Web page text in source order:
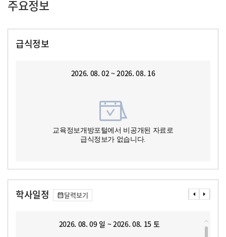
주요정보
급식정보
2026. 08. 02 ~ 2026. 08. 16
교육정보개방포털에서 비공개된 자료로
급식정보가 없습니다.
학사일정 달력보기
2026. 08. 09 일 ~ 2026. 08. 15 토